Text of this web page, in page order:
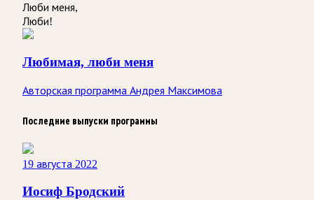
Люби меня,
Люби!
Любимая, люби меня
Авторская программа Андрея Максимова
Последние выпуски программы
19 августа 2022
Иосиф Бродский